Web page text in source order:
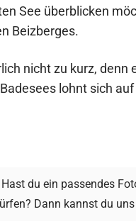
See überblicken
Beizberges.
nicht zu kurz, denn
lohnt sich
Hast du ein passendes
Dann kannst du